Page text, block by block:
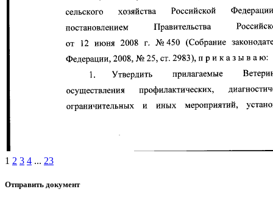
1 2 3 4 ... 23
Отправить документ